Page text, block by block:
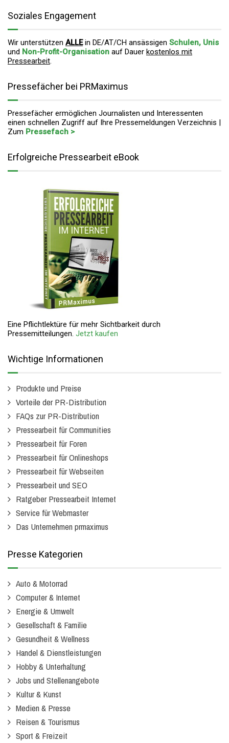
Soziales Engagement
Wir unterstützen ALLEin DE/AT/CH ansässigen Schulen, Unis
und Non-Profit-Organisation auf Dauer kostenlos mit
Pressearbeit.
Pressefächer bei PRMaximus
Pressefächer ermöglichen Journalisten und Interessenten
einen schnellen Zugriff auf Ihre Pressemeldungen Verzeichnis |
Zum Pressefach >
Erfolgreiche Pressearbeit eBook
Eine Pflichtlektüre für mehr Sichtbarkeit durch
Pressemitteilungen. Jetzt kaufen
Wichtige Informationen
Produkte und Preise
Vorteile der PR-Distribution
FAQs zur PR-Distribution
Pressearbeit für Communities
Pressearbeit für Foren
Pressearbeit für Onlineshops
Pressearbeit für Webseiten
Pressearbeit und SEO
Ratgeber Pressearbeit Internet
Service für Webmaster
Das Unternehmen prmaximus
Presse Kategorien
Auto & Motorrad
Computer & Internet
Energie & Umwelt
Gesellschaft & Familie
Gesundheit & Wellness
Handel & Dienstleistungen
Hobby & Unterhaltung
Jobs und Stellenangebote
Kultur & Kunst
Medien & Presse
Reisen & Tourismus
Sport & Freizeit